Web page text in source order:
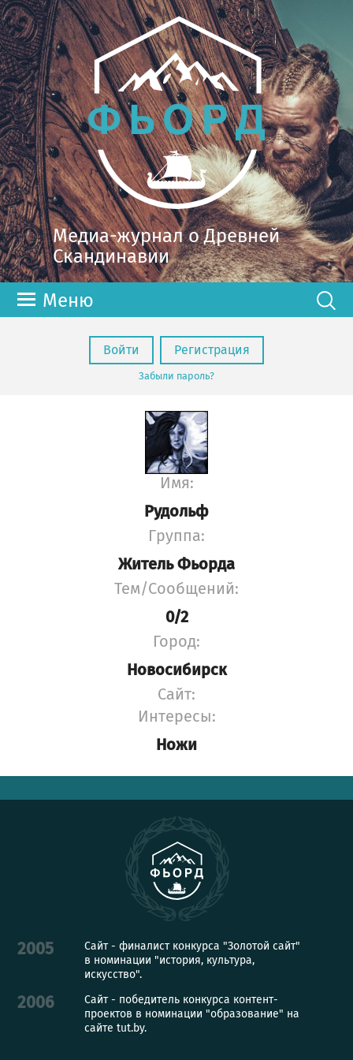
Медиа-журнал о Древней
Скандинавии
Меню
Войти Регистрация
Забыли пароль?
Имя:
Рудольф
Группа:
Житель Фьорда
Тем/Сообщений:
0/2
Город:
Новосибирск
Сайт:
Интересы:
Ножи
2005
Сайт - финалист конкурса "Золотой сайт"
в номинации "история, культура,
искусство".
2006
Сайт - победитель конкурса контент-
проектов в номинации "образование" на
сайте tut.by.